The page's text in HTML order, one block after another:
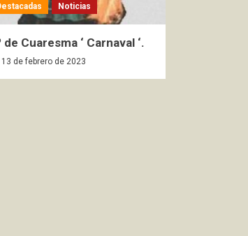
Noticias
de Cuaresma ‘ Carnaval ‘.
13 de febrero de 2023